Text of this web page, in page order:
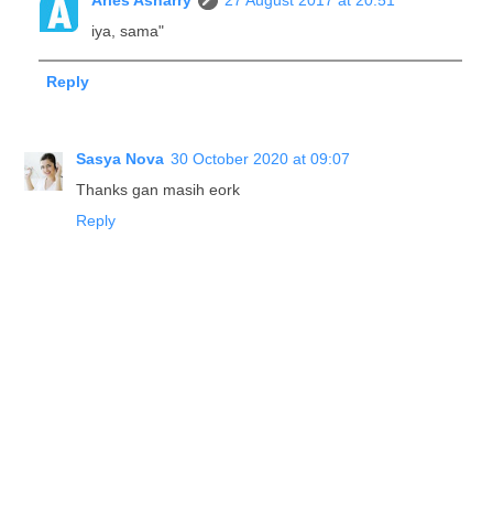
iya, sama"
Reply
Sasya Nova 30 October 2020 at 09:07
Thanks gan masih eork
Reply